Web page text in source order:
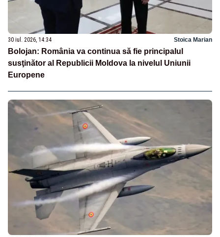
30 iul. 2026, 14:34 Stoica Marian
Bolojan: România va continua să fie principalul
susţinător al Republicii Moldova la nivelul Uniunii
Europene